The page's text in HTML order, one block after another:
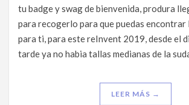
tu badge y swag de bienvenida, produra
para recogerlo para que puedas
para ti, para este reInvent 2019, desde el
tarde ya no habia tallas medianas de la
LEER MÁS →